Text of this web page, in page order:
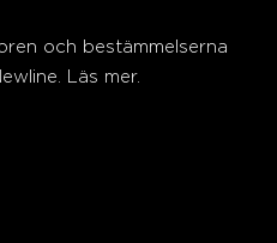
och bestämmelserna
Läs mer.